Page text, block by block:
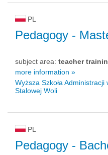
PL
Pedagogy -
subject area: teacher
more information »
Wyższa Szkoła Administracji
Stalowej Woli
PL
Pedagogy -